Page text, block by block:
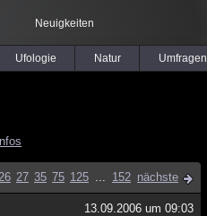
Neuigkeiten
Ufologie Natur Umfragen
Infos
27 35 75 125 ... 152 nächste
13.09.2006 um 09:03